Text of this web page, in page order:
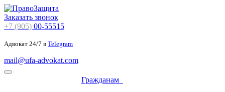
Заказать звонок
+7 (905) 00-55515
Адвокат 24/7 в Telegram
mail@ufa-advokat.com
Гражданам